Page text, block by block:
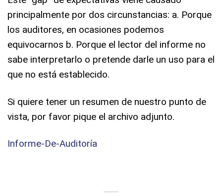
principalmente por dos circunstancias: a. Porque
los auditores, en ocasiones podemos
equivocarnos b. Porque el lector del informe no
sabe interpretarlo o pretende darle un uso para el
que no está establecido.
Si quiere tener un resumen de nuestro punto de
vista, por favor pique el archivo adjunto.
Informe-De-Auditoría